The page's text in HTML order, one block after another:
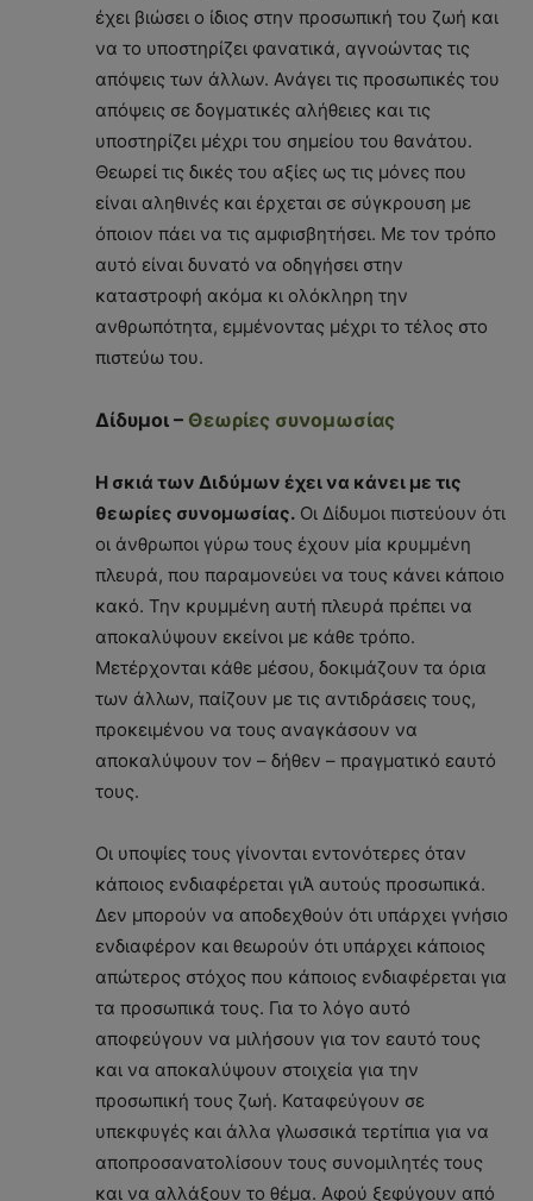
έχει βιώσει ο ίδιος στην προσωπική του ζωή και
να το υποστηρίζει φανατικά, αγνοώντας τις
απόψεις των άλλων. Ανάγει τις προσωπικές του
απόψεις σε δογματικές αλήθειες και τις
υποστηρίζει μέχρι του σημείου του θανάτου.
Θεωρεί τις δικές του αξίες ως τις μόνες που
είναι αληθινές και έρχεται σε σύγκρουση με
όποιον πάει να τις αμφισβητήσει. Με τον τρόπο
αυτό είναι δυνατό να οδηγήσει στην
καταστροφή ακόμα κι ολόκληρη την
ανθρωπότητα, εμμένοντας μέχρι το τέλος στο
πιστεύω του.
Δίδυμοι – Θεωρίες συνομωσίας
Η σκιά των Διδύμων έχει να κάνει με τις
θεωρίες συνομωσίας. Οι Δίδυμοι πιστεύουν ότι
οι άνθρωποι γύρω τους έχουν μία κρυμμένη
πλευρά, που παραμονεύει να τους κάνει κάποιο
κακό. Την κρυμμένη αυτή πλευρά πρέπει να
αποκαλύψουν εκείνοι με κάθε τρόπο.
Μετέρχονται κάθε μέσου, δοκιμάζουν τα όρια
των άλλων, παίζουν με τις αντιδράσεις τους,
προκειμένου να τους αναγκάσουν να
αποκαλύψουν τον – δήθεν – πραγματικό εαυτό
τους.
Οι υποψίες τους γίνονται εντονότερες όταν
κάποιος ενδιαφέρεται γιΆ αυτούς προσωπικά.
Δεν μπορούν να αποδεχθούν ότι υπάρχει γνήσιο
ενδιαφέρον και θεωρούν ότι υπάρχει κάποιος
απώτερος στόχος που κάποιος ενδιαφέρεται για
τα προσωπικά τους. Για το λόγο αυτό
αποφεύγουν να μιλήσουν για τον εαυτό τους
και να αποκαλύψουν στοιχεία για την
προσωπική τους ζωή. Καταφεύγουν σε
υπεκφυγές και άλλα γλωσσικά τερτίπια για να
αποπροσανατολίσουν τους συνομιλητές τους
και να αλλάξουν το θέμα. Αφού ξεφύγουν από